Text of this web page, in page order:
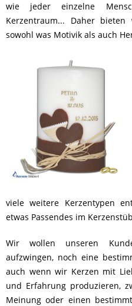
wie jeder einzelne
Kerzentraum... Daher
sowohl was Motivik als auch
viele weitere Kerzentypen
etwas Passendes im
Wir wollen unseren
aufzwingen, noch eine
auch wenn wir Kerzen mit
und Erfahrung produzieren,
Meinung oder einen